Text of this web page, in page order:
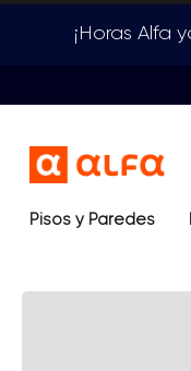
¡Horas Alfa
Pisos y Paredes